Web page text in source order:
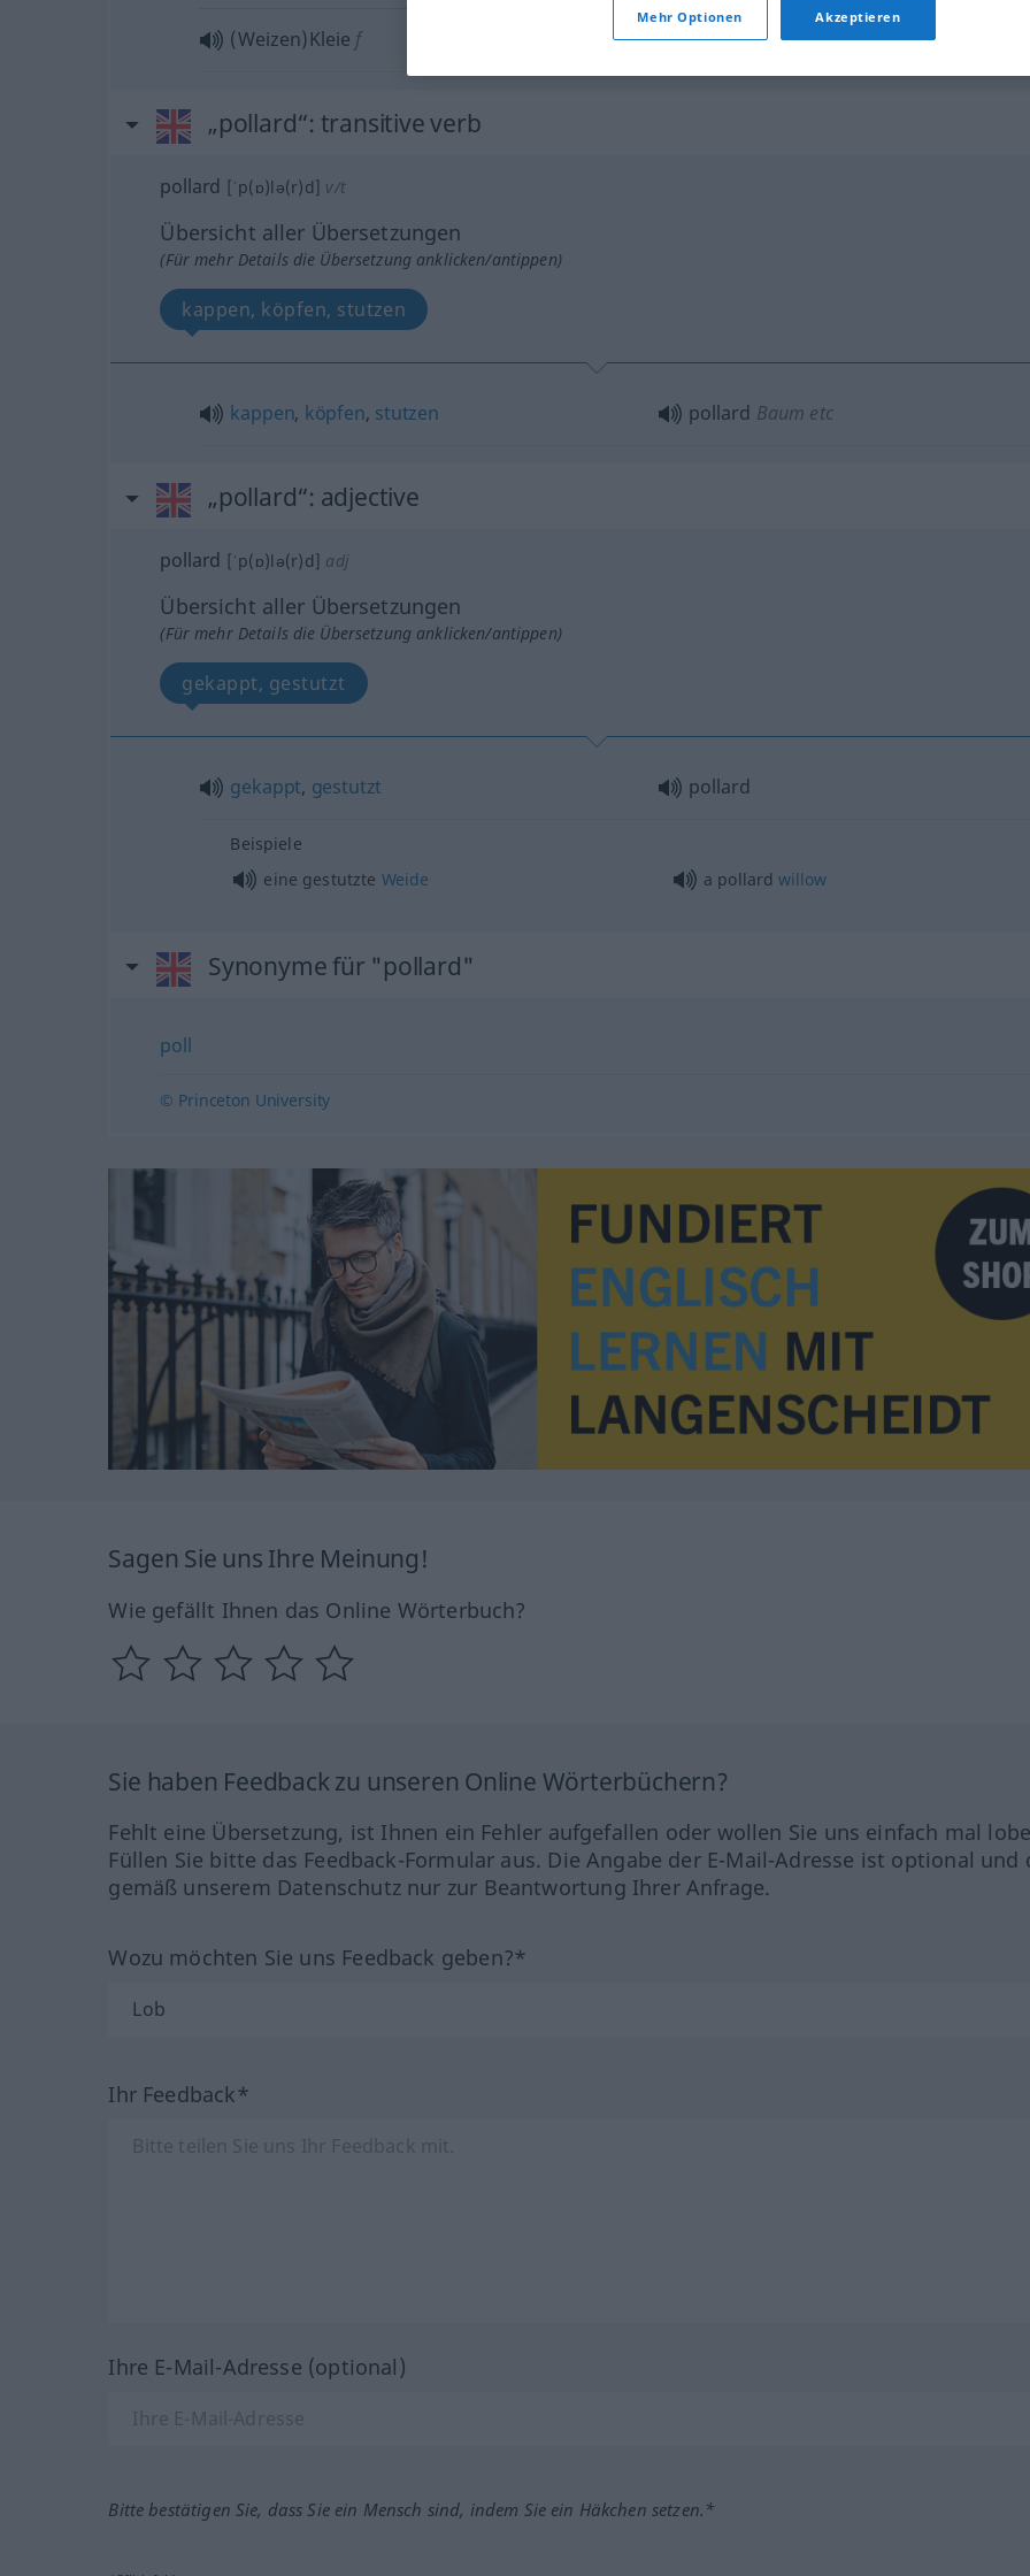
(Weizen)Kleie f pollardwheat bran
„pollard“: transitive verb
pollard [ˈp(ɒ)lə(r)d] v/t
Übersicht aller Übersetzungen
(Für mehr Details die Übersetzung anklicken/antippen)
kappen, köpfen, stutzen
kappen, köpfen, stutzen pollard Baum etc
„pollard“: adjective
pollard [ˈp(ɒ)lə(r)d] adj
Übersicht aller Übersetzungen
(Für mehr Details die Übersetzung anklicken/antippen)
gekappt, gestutzt
gekappt, gestutzt pollard
Beispiele
eine gestutzte Weide a pollardwillow
Synonyme für "pollard"
poll
© Princeton University
Sagen Sie uns Ihre Meinung!
Wie gefällt Ihnen das Online Wörterbuch?
Sie haben Feedback zu unseren Online Wörterbüchern?
Fehlt eine Übersetzung, ist Ihnen ein Fehler aufgefallen oder wollen Sie uns einfach mal
Füllen Sie bitte das Feedback-Formular aus. Die Angabe der E-Mail-Adresse ist optional und
gemäß unserem Datenschutz nur zur Beantwortung Ihrer Anfrage.
Wozu möchten Sie uns Feedback geben?*
Ihr Feedback*
Ihre E-Mail-Adresse (optional)
Bitte bestätigen Sie, dass Sie ein Mensch sind, indem Sie ein Häkchen setzen.*
Mehr Optionen Akzeptieren